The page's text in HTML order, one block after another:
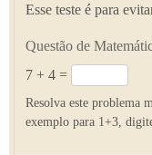
Esse teste é para
Questão de
7 + 4 =
Resolva este problema
exemplo para 1+3,